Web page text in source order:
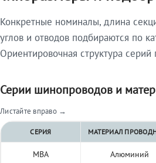
Конкретные номиналы, длина
углов и отводов подбираются по
Ориентировочная структура
Серии шинопроводов и
Листайте вправо →
СЕРИЯ МАТЕРИАЛ
МВА Алюминий